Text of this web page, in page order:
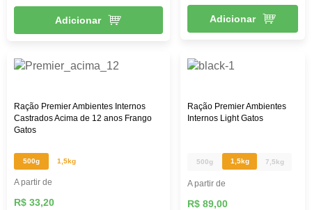
Adicionar Adicionar
Ração Premier Ambientes Internos
Castrados Acima de 12 anos Frango
Gatos
500g 1,5kg
A partir de
R$ 33,20
Ração Premier Ambientes
Internos Light Gatos
500g 1,5kg 7,5kg
A partir de
R$ 89,00